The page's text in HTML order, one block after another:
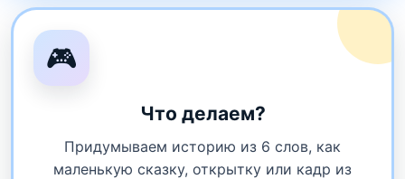
🎮
Что делаем?
Придумываем историю из 6 слов, как
маленькую сказку, открытку или кадр из